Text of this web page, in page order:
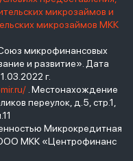
микрозаймов и
микрозаймов МКК
микрофинансовых
и развитие». Дата
г.
. Местонахождение
переулок, д.5, стр.1,
Микрокредитная
МКК «Центрофинанс